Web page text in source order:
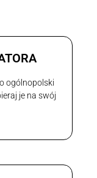
ogólnopolski
je na swój